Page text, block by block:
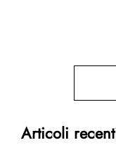
Articoli